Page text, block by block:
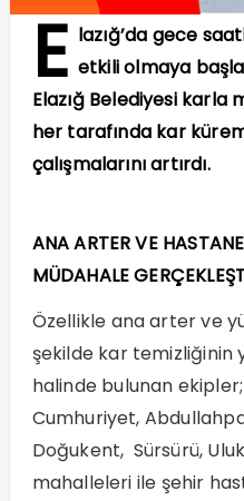
E lazığ’da gece
etkili olmaya
Elazığ Belediyesi karla
her tarafında kar
çalışmalarını artırdı.
ANA ARTER VE
MÜDAHALE
Özellikle ana arter ve
şekilde kar temizliğinin
halinde bulunan
Cumhuriyet,
Doğukent, Sürsürü,
mahalleleri ile şehir